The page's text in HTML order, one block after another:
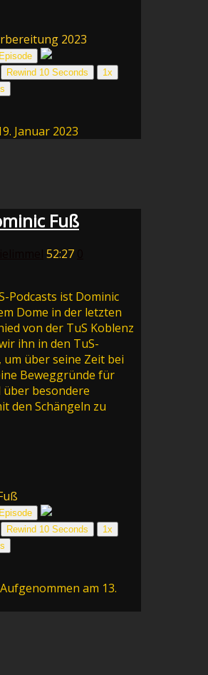
2023
Rewind 10 Seconds
1x
Januar 2023
Fuß
52:27
Podcasts ist Dominic
Dome in der letzten
von der TuS Koblenz
ihn in den TuS-
um über seine Zeit bei
Beweggründe für
über besondere
den Schängeln zu
Rewind 10 Seconds
1x
Aufgenommen am 13.